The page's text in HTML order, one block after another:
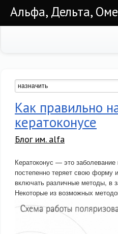
Альфа, Дельта,
Как правильно
кератоконусе
Блог им. alfa
Кератоконус — это заболевание
постепенно теряет свою форму
включать различные методы, в
Некоторые из возможных